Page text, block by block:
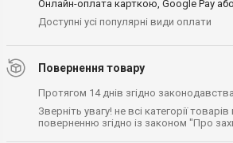
Онлайн-оплата карткою, Google Pay
Доступні усі популярні види оплати
Повернення товару
Протягом 14 днів згідно
Зверніть увагу! не всі категорії
поверненню згідно із законом "Про